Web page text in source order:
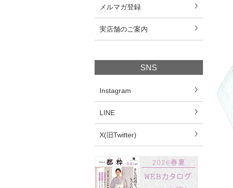
メルマガ登録
実店舗のご案内
SNS
Instagram
LINE
X(旧Twitter)